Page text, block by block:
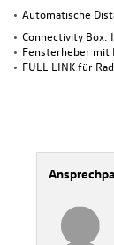
Automatische
Connectivity Box:
Fensterheber mit
FULL LINK für